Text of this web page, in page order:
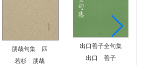
朋哉句集 四
若杉 朋哉
出口善子全句集
出口 善子